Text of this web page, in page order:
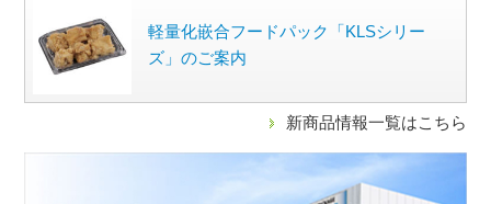
軽量化嵌合フードパック「KLSシリー
ズ」のご案内
新商品情報一覧はこちら